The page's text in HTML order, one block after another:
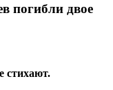
погибли двое
стихают.